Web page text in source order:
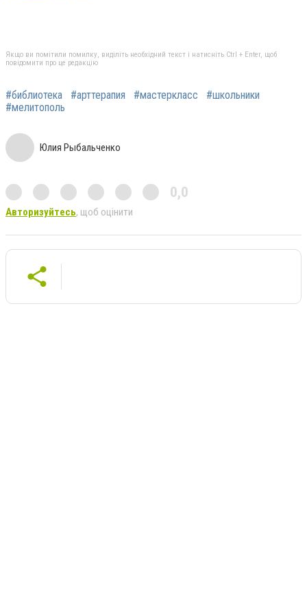
Якщо ви помітили помилку, виділіть необхідний текст і натисніть Ctrl + Enter, щоб
повідомити про це редакцію
#библиотека #арттерапия #мастеркласс
#школьники
#мелитополь
Юлия Рыбальченко
0,0
Авторизуйтесь, щоб оцінити